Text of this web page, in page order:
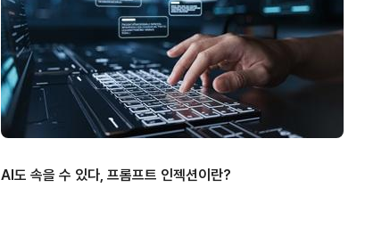
AI도 속을 수 있다, 프롬프트 인젝션이란?